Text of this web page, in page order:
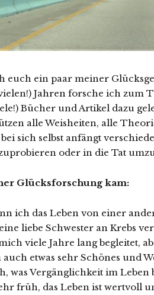
euch ein paar meiner
Jahren forsche ich zum
Bücher und Artikel dazu
alle Weisheiten, alle
sich selbst anfängt
oder in die Tat
Glücksforschung kam:
ich das Leben von einer
liebe Schwester an Krebs
viele Jahre lang begleitet,
etwas sehr Schönes und
was Vergänglichkeit im Leben
früh, das Leben ist wertvoll